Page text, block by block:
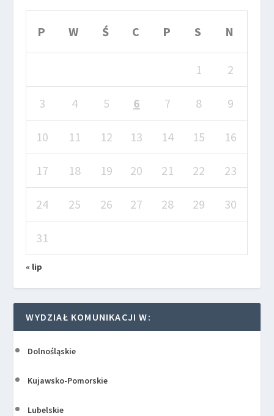
P W Ś C P S N
1 2
3 4 5 6 7 8 9
10 11 12 13 14 15 16
17 18 19 20 21 22 23
24 25 26 27 28 29 30
31
« lip
WYDZIAŁ KOMUNIKACJI W:
Dolnośląskie
Kujawsko-Pomorskie
Lubelskie